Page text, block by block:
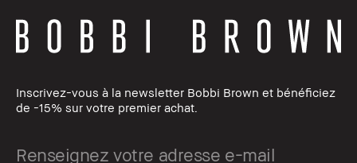
Inscrivez-vous à la newsletter Bobbi Brown et bénéficiez
de -15% sur votre premier achat.